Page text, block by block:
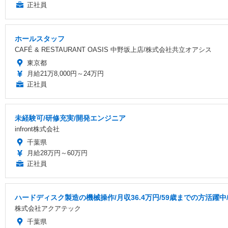
正社員
ホールスタッフ
CAFÉ & RESTAURANT OASIS 中野坂上店/株式会社共立オアシス
東京都
月給21万8,000円～24万円
正社員
未経験可/研修充実/開発エンジニア
infront株式会社
千葉県
月給28万円～60万円
正社員
ハードディスク製造の機械操作/月収36.4万円/59歳までの方活躍
株式会社アクアテック
千葉県